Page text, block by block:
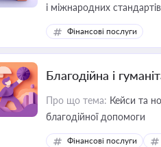
і міжнародних стандартів
Фінансові послуги
Благодійна і
Про що тема: Кейси та
благодійної допомоги
Фінансові послуги